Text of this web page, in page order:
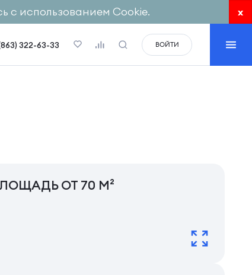
с использованием Cookie. x
322-63-33 ВОЙТИ
ОТ 70 М²